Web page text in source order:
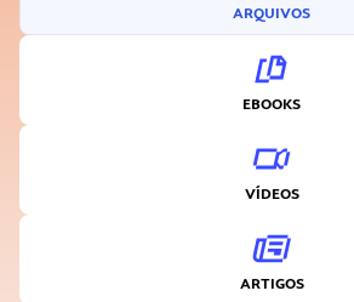
ARQUIVOS
EBOOKS
VÍDEOS
ARTIGOS